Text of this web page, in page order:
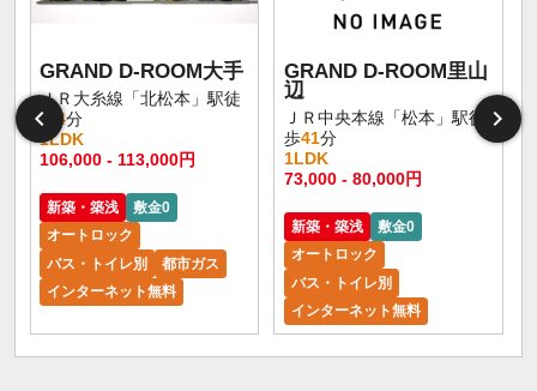
GRAND D-ROOM大手
ＪＲ大糸線「北松本」駅徒
歩
4分
1LDK
106,000 - 113,000円
新築・築浅
敷金0
オートロック
バス・トイレ別
都市ガス
インターネット無料
GRAND D-ROOM里山
辺
ＪＲ中央本線「松本」駅徒
歩41分
1LDK
73,000 - 80,000円
新築・築浅
敷金0
オートロック
バス・トイレ別
インターネット無料